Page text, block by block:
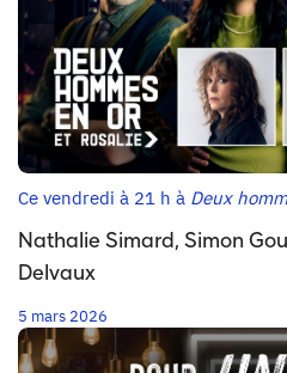
Ce vendredi à 21 h à Deux
Nathalie Simard, Simon
Delvaux
5 mars 2026